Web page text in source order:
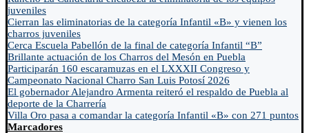
juveniles
Cierran las eliminatorias de la categoría Infantil «B» y vienen los
charros juveniles
Cerca Escuela Pabellón de la final de categoría Infantil “B”
Brillante actuación de los Charros del Mesón en Puebla
Participarán 160 escaramuzas en el LXXXII Congreso y
Campeonato Nacional Charro San Luis Potosí 2026
El gobernador Alejandro Armenta reiteró el respaldo de Puebla al
deporte de la Charrería
Villa Oro pasa a comandar la categoría Infantil «B» con 271 puntos
Marcadores